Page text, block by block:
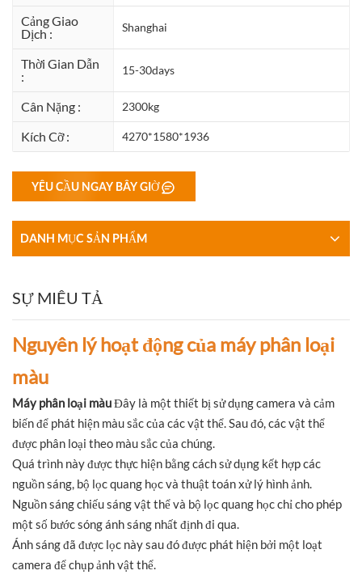
Cảng Giao
Dịch :
Shanghai
Thời Gian Dẫn
:
15-30days
Cân Nặng : 2300kg
Kích Cỡ : 4270*1580*1936
YÊU CẦU NGAY BÂY GIỜ
DANH MỤC SẢN PHẨM
SỰ MIÊU TẢ
Nguyên lý hoạt động của máy phân loại
màu
Máy phân loại màuĐây là một thiết bị sử dụng camera và cảm
biến để phát hiện màu sắc của các vật thể. Sau đó, các vật thể
được phân loại theo màu sắc của chúng.
Quá trình này được thực hiện bằng cách sử dụng kết hợp các
nguồn sáng, bộ lọc quang học và thuật toán xử lý hình ảnh.
Nguồn sáng chiếu sáng vật thể và bộ lọc quang học chỉ cho phép
một số bước sóng ánh sáng nhất định đi qua.
Ánh sáng đã được lọc này sau đó được phát hiện bởi một loạt
camera để chụp ảnh vật thể.